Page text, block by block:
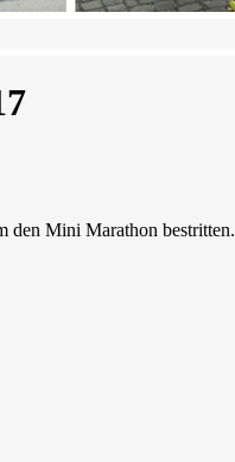
den Mini Marathon bestritten.